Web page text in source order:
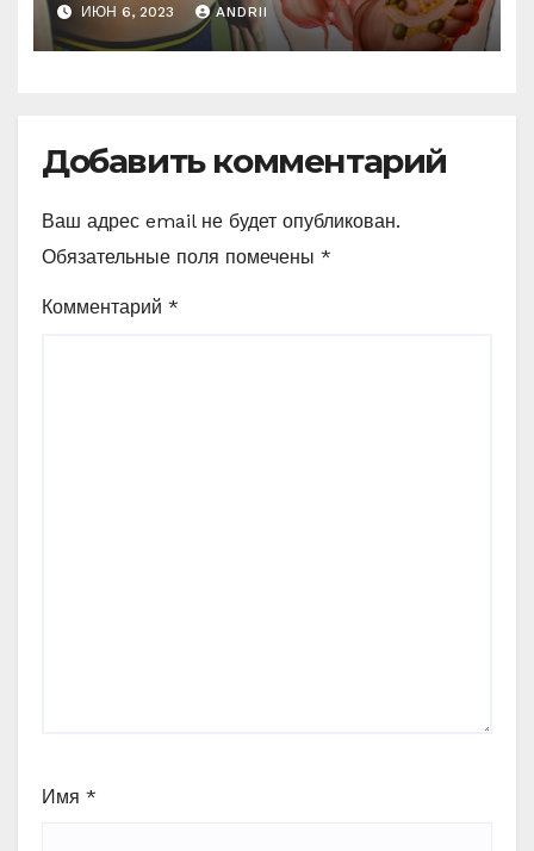
это внимание, когда
становится поздно!
ИЮН 6, 2023 ANDRII
Добавить комментарий
Ваш адрес email не будет опубликован.
Обязательные поля помечены *
Комментарий *
Имя *